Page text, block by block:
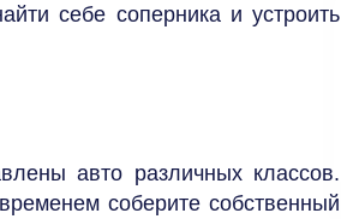
себе соперника и устроить
авто различных классов.
соберите собственный